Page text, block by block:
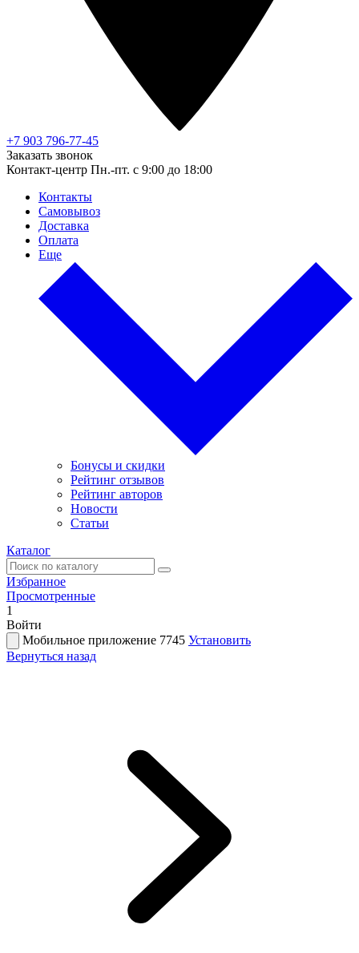
+7 903 796-77-45
Заказать звонок
Контакт-центр Пн.-пт. с 9:00 до 18:00
Контакты
Самовывоз
Доставка
Оплата
Еще
Бонусы и скидки
Рейтинг отзывов
Рейтинг авторов
Новости
Статьи
Каталог
Избранное
Просмотренные
1
Войти
Мобильное приложение 7745 Установить
Вернуться назад